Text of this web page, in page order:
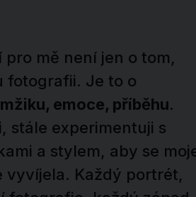
pro mě není jen o tom,
fotografii. Je to o
emoce, příběhu.
stále experimentuji s
a stylem, aby se
vyvíjela. Každý portrét,